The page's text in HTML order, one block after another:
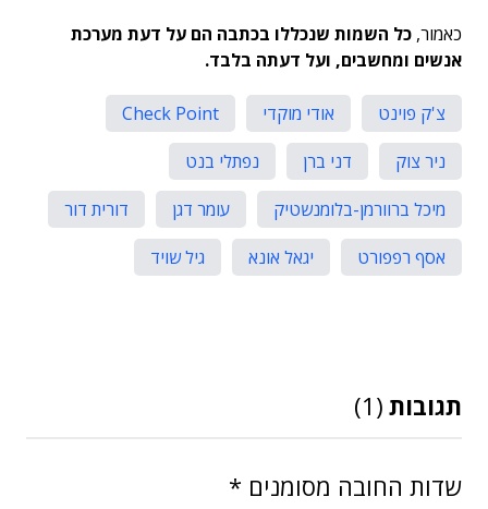
כאמור, כל השמות שנכללו בכתבה הם על דעת מערכת
אנשים ומחשבים, ועל דעתה בלבד.
צ'ק פוינט אודי מוקדי
Check Point
ניר צוק
דני ברן
נפתלי בנט
מיכל ברוורמן-בלומנשטיק
עומר דגן
דורית דור
אסף רפפורט
יגאל אונא גיל שויד
תגובות (1)
שדות החובה מסומנים *